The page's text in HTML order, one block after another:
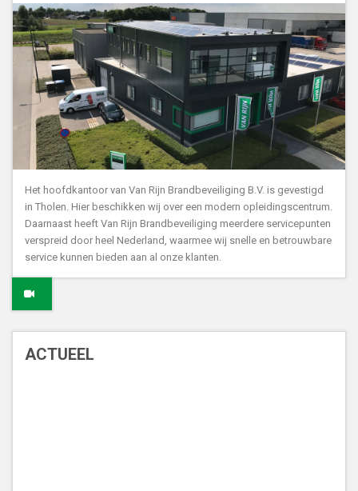
Het hoofdkantoor van Van Rijn Brandbeveiliging B.V. is gevestigd
in Tholen. Hier beschikken wij over een modern opleidingscentrum.
Daarnaast heeft Van Rijn Brandbeveiliging meerdere servicepunten
verspreid door heel Nederland, waarmee wij snelle en betrouwbare
service kunnen bieden aan al onze klanten.
ACTUEEL